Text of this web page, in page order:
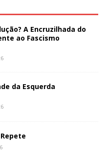
A Encruzilhada do
ao Fascismo
da Esquerda